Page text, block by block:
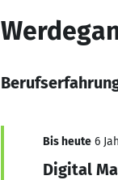
Bis heute 6
Digital